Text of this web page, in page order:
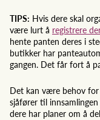
TIPS: Hvis dere skal
være lurt å registrere
hente panten deres i
butikker har
gangen. Det får fort å
Det kan være behov
sjåfører til
dere har planer om å